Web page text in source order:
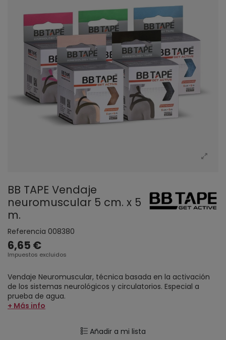
BB TAPE Vendaje
neuromuscular 5 cm. x 5
m.
Referencia 008380
6,65 €
Impuestos excluidos
Vendaje Neuromuscular, técnica basada en la activación
de los sistemas neurológicos y circulatorios. Especial a
prueba de agua.
+ Más info
Añadir a mi lista